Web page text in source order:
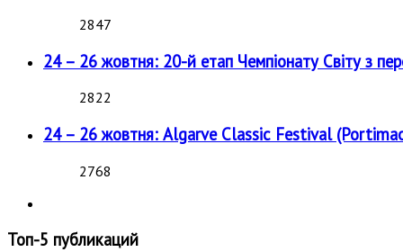
2847
24 – 26 жовтня: 20-й етап Чемпіонату Світу з
2822
24 – 26 жовтня: Algarve Classic Festival
2768
Топ-5 публикаций